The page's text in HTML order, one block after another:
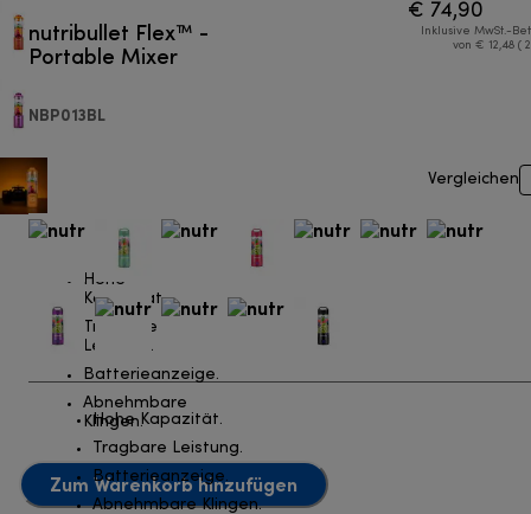
Hohe
Kapazität.
Tragbare
Leistung.
Batterieanzeige.
Abnehmbare
Klingen.
Zum Warenkorb hinzufügen
nutribullet Flex™ -
Portable Mixer
NBP013BL
€ 74,90
Inklusive MwSt.-
von € 12,48 (
Vergleichen
Hohe Kapazität.
Tragbare Leistung.
Batterieanzeige.
Abnehmbare Klingen.